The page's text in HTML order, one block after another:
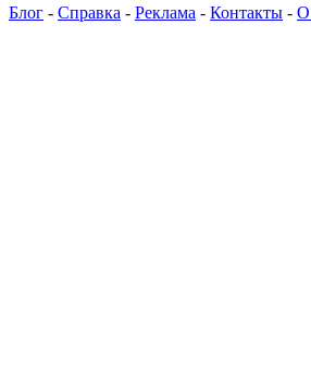
Блог - Справка - Реклама - Контакты - О